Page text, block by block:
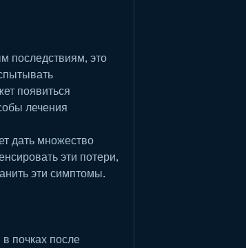
последствиям, это
появиться
лечения
дать множество
эти потери,
эти симптомы.
почках после